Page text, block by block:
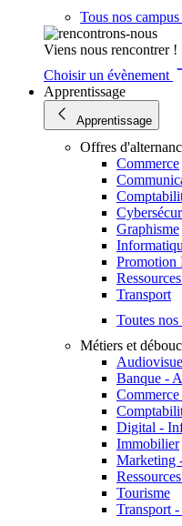
Tous nos campus
Viens nous rencontrer !
Choisir un évènement
Apprentissage
Apprentissage
Offres
Commerce
Graphisme
Promotion
Transport
Toutes
Métiers et
Banque -
Digital -
Immobilier
Marketing
Tourisme
Transport